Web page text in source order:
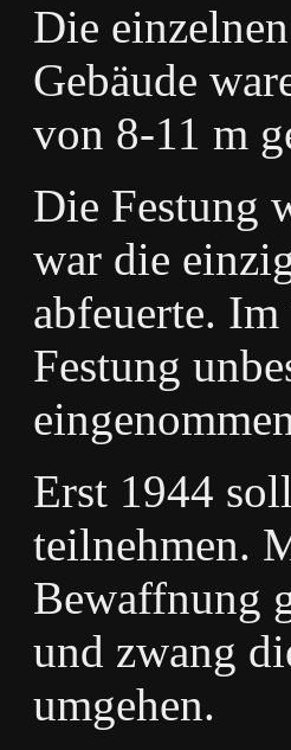
Die
Gebäude
von 8-11 m
Die Festung
war die
abfeuerte.
Festung
Erst 1944
teilnehmen.
Bewaffnung
und zwang
umgehen.